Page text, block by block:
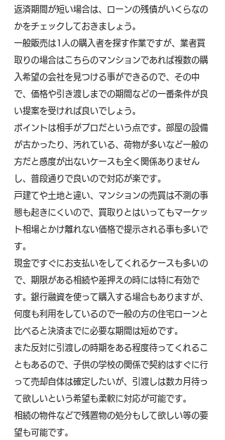
返済期間が短い場合は、ローンの残債がいくらなの
かをチェックしておきましょう。
一般販売は1人の購入者を探す作業ですが、業者買
取りの場合はこちらのマンションであれば複数の購
入希望の会社を見つける事ができるので、その中
で、価格や引き渡しまでの期間などの一番条件が良
い提案を受ければ良いでしょう。
ポイントは相手がプロだという点です。部屋の設備
が古かったり、汚れている、荷物が多いなど一般の
方だと感度が出ないケースも全く関係ありません
し、普段通りで良いので対応が楽です。
戸建てや土地と違い、マンションの売買は不測の事
態も起きにくいので、買取りとはいってもマーケッ
ト相場とかけ離れない価格で提示される事も多いで
す。
現金ですぐにお支払いをしてくれるケースも多いの
で、期限がある相続や差押えの時には特に有効で
す。銀行融資を使って購入する場合もありますが、
何度も利用をしているので一般の方の住宅ローンと
比べると決済までに必要な期間は短めです。
また反対に引渡しの時期をある程度待ってくれるこ
ともあるので、子供の学校の関係で契約はすぐに行
って売却自体は確定したいが、引渡しは数カ月待っ
て欲しいという希望も柔軟に対応が可能です。
​相続の物件などで残置物の処分もして欲しい等の要
望も可能です。